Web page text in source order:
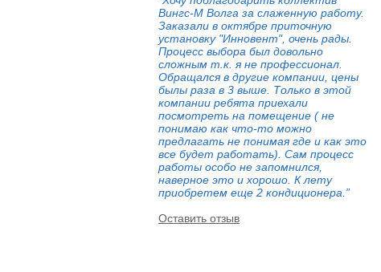
Вингс-М Волга за слаженную работу.
Заказали в октябре приточную
установку "Инновент", очень рады.
Процесс выбора был довольно
сложным т.к. я не профессионал.
Обращался в другие компании, цены
былы раза в 3 выше. Только в этой
компании ребята приехали
посмотреть на помещение ( не
понимаю как что-то можно
предлагать не понимая где и как это
все будет работать). Сам процесс
работы особо не запомнился,
наверное это и хорошо. К лету
приобретем еще 2 кондиционера.”
Оставить отзыв